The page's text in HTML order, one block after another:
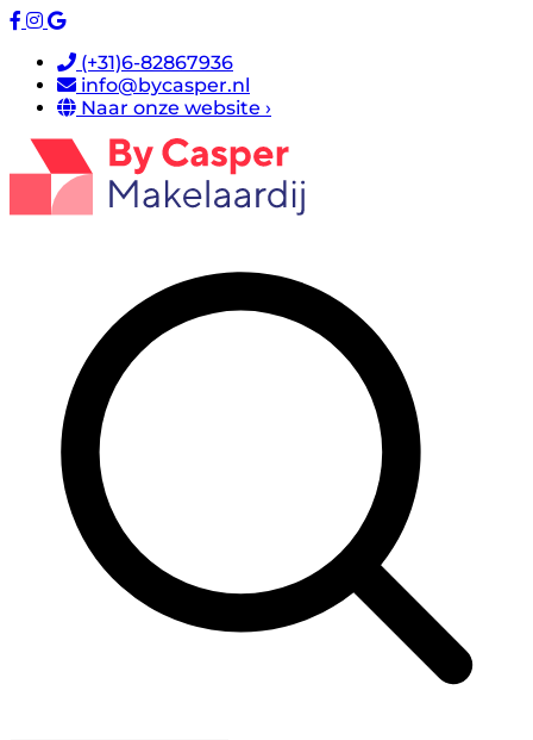
(+31)6-82867936
info@bycasper.nl
Naar onze website ›